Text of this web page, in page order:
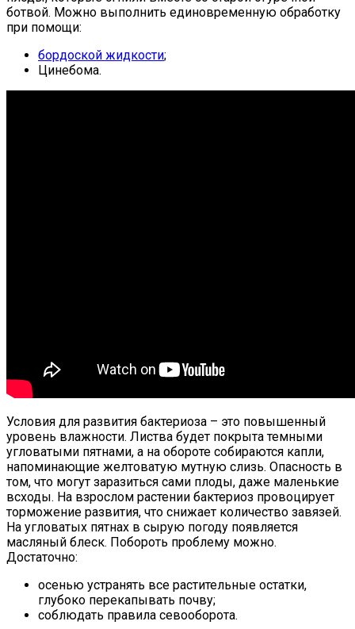
ботвой. Можно выполнить единовременную обработку
при помощи:
бордоской жидкости;
Цинебома.
Условия для развития бактериоза – это повышенный
уровень влажности. Листва будет покрыта темными
угловатыми пятнами, а на обороте собираются капли,
напоминающие желтоватую мутную слизь. Опасность в
том, что могут заразиться сами плоды, даже маленькие
всходы. На взрослом растении бактериоз провоцирует
торможение развития, что снижает количество завязей.
На угловатых пятнах в сырую погоду появляется
масляный блеск. Побороть проблему можно.
Достаточно:
осенью устранять все растительные остатки,
глубоко перекапывать почву;
соблюдать правила севооборота.